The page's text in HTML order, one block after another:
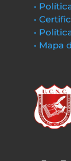
•
•
•
• Mapa